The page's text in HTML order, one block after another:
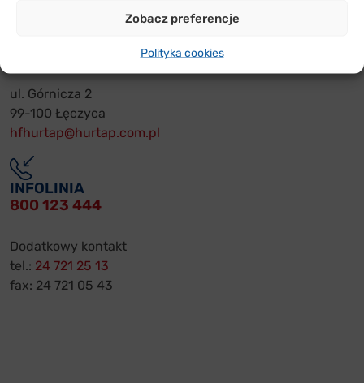
Zobacz preferencje
Polityka cookies
ul. Górnicza 2
99-100 Łęczyca
hfhurtap@hurtap.com.pl
INFOLINIA
800 123 444
Dodatkowy kontakt
tel.: 24 721 25 13
fax: 24 721 05 43